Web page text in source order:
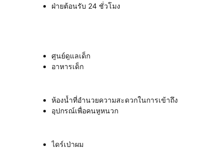
ฝ่ายต้อนรับ 24 ชั่วโมง
ศูนย์ดูแลเด็ก
อาหารเด็ก
ห้องน้ำที่อำนวยความสะดวกในการเข้าถึง
อุปกรณ์เพื่อคนหูหนวก
ไดร์เป่าผม